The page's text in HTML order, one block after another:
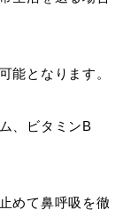
能となります。
、ビタミンB
めて鼻呼吸を徹